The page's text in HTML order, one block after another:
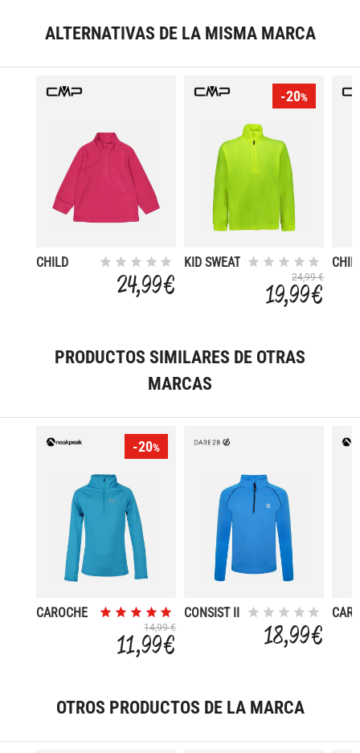
ALTERNATIVAS DE LA MISMA MARCA
CHILD
24,99 €
-20%
KID SWEAT
24,99 €
19,99 €
PRODUCTOS SIMILARES DE OTRAS
MARCAS
-20%
CAROCHE
14,99 €
11,99 €
CONSIST II
18,99 €
OTROS PRODUCTOS DE LA MARCA